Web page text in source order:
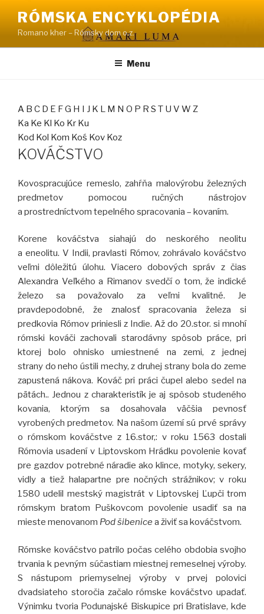
obsah
RÓMSKA ENCYKLOPÉDIA
Romano kher – Rómsky dom o.z.
Menu
A B C D E FG H I J K L M N O P R S T U V W Z
Ka Ke Kl Ko Kr Ku
Kod Kol Kom Koś Kov Koz
KOVÁČSTVO
Kovospracujúce remeslo, zahŕňa malovýrobu železných
predmetov pomocou ručných nástrojov
a prostredníctvom tepelného spracovania – kovaním.
Korene kováčstva siahajú do neskorého neolitu
a eneolitu. V Indii, pravlasti Rómov, zohrávalo kováčstvo
veľmi dôležitú úlohu. Viacero dobových správ z čias
Alexandra Veľkého a Rimanov svedčí o tom, že indické
železo sa považovalo za veľmi kvalitné. Je
pravdepodobné, že znalosť spracovania železa si
predkovia Rómov priniesli z Indie. Až do 20.stor. si mnohí
rómski kováči zachovali starodávny spôsob práce, pri
ktorej bolo ohnisko umiestnené na zemi, z jednej
strany do neho ústili mechy, z druhej strany bola do zeme
zapustená nákova. Kováč pri práci čupel alebo sedel na
pätách.. Jednou z charakteristík je aj spôsob studeného
kovania, ktorým sa dosahovala väčšia pevnosť
vyrobených predmetov. Na našom území sú prvé správy
o rómskom kováčstve z 16.stor,: v roku 1563 dostali
Rómovia usadení v Liptovskom Hrádku povolenie kovať
pre gazdov potrebné náradie ako klince, motyky, sekery,
vidly a tiež halapartne pre nočných strážnikov; v roku
1580 udelil mestský magistrát v Liptovskej Ľupči trom
rómskym bratom Puškovcom povolenie usadiť sa na
mieste menovanom Pod šibenice a živiť sa kováčstvom.
Rómske kováčstvo patrilo počas celého obdobia svojho
trvania k pevným súčastiam miestnej remeselnej výroby.
S nástupom priemyselnej výroby v prvej polovici
dvadsiateho storočia začalo rómske kováčstvo upadať.
Výnimku tvoria Podunajské Biskupice pri Bratislave, kde